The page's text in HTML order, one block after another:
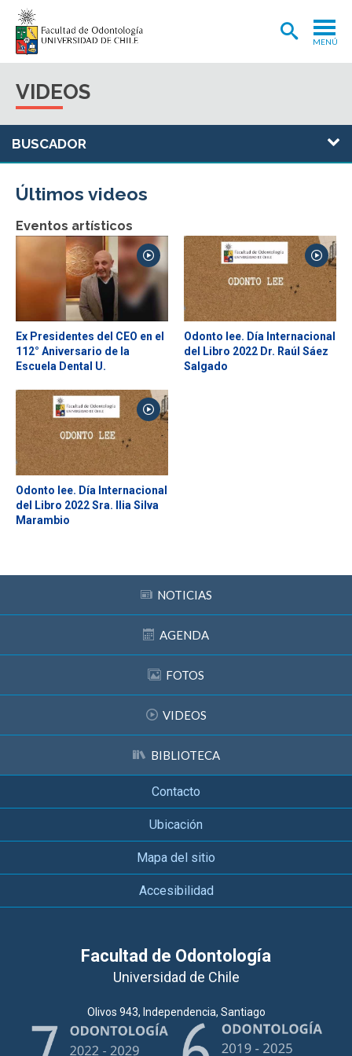
MENÚ
INTERNACIONAL
CLÍNICA ODONTOLÓGICA
BIBLIOTECA
FACULTAD
ESTUDIANTES
FUNCIONARIOS
VIDEOS
Últimos videos
Eventos artísticos
Ex Presidentes del CEO en el
112° Aniversario de la
Escuela Dental U.
Odonto lee. Día Internacional
del Libro 2022 Dr. Raúl Sáez
Salgado
Odonto lee. Día Internacional
del Libro 2022 Sra. Ilia Silva
Marambio
NOTICIAS
AGENDA
FOTOS
VIDEOS
BIBLIOTECA
Contacto
Ubicación
Mapa del sitio
Accesibilidad
Facultad de Odontología
Universidad de Chile
Olivos 943, Independencia, Santiago